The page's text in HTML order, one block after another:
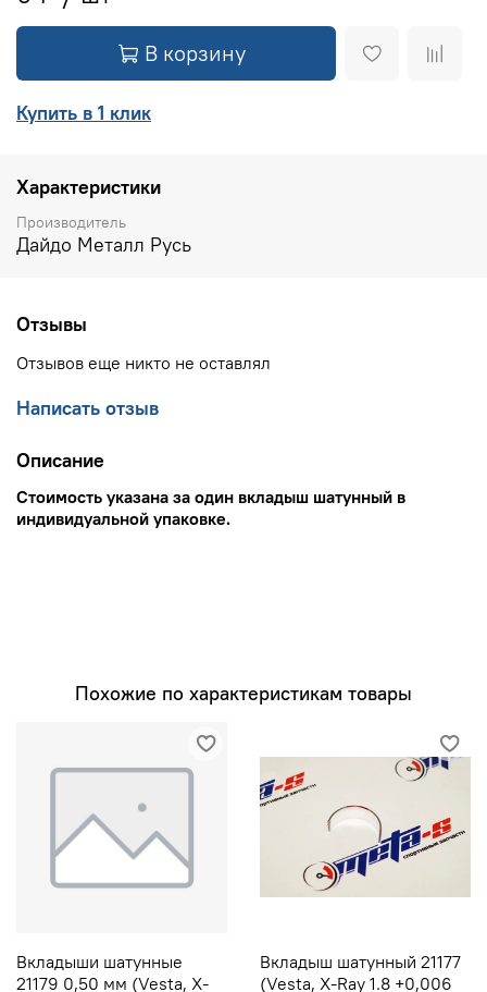
В корзину
Купить в 1 клик
Характеристики
Производитель
Дайдо Металл Русь
Отзывы
Отзывов еще никто не оставлял
Написать отзыв
Описание
Стоимость указана за один вкладыш шатунный в
индивидуальной упаковке.
Похожие по характеристикам товары
Вкладыши шатунные
21179 0,50 мм (Vesta, X-
Вкладыш шатунный 21177
(Vesta, X-Ray 1.8 +0,006